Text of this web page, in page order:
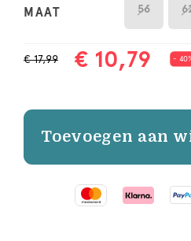
MAAT 56
€ 17,99 € 10,79 -
Toevoegen aan